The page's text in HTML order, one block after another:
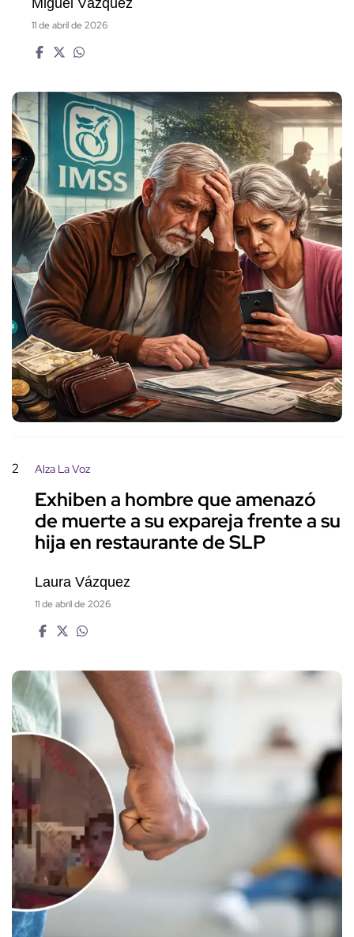
11 de abril de 2026
2 Alza La Voz
Exhiben a hombre que amenazó
de muerte a su expareja frente a su
hija en restaurante de SLP
Laura Vázquez
11 de abril de 2026